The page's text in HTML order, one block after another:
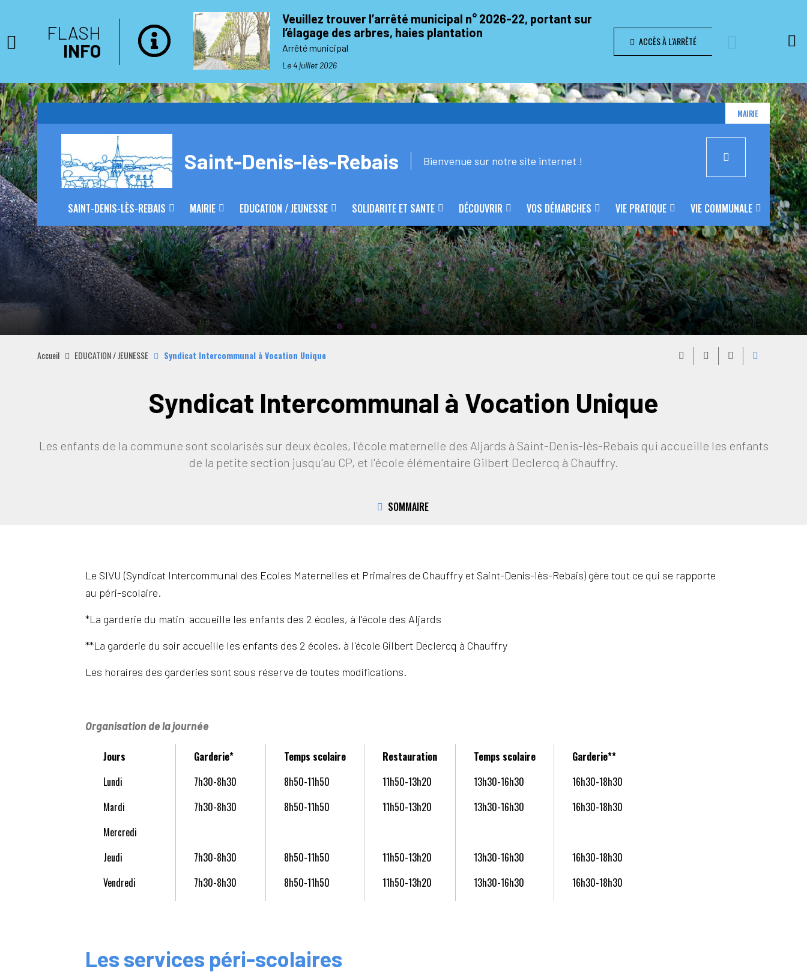
FLASH
INFO
Veuillez trouver l’arrêté municipal n° 2026-22, portant sur
l’élagage des arbres, haies plantation
Arrêté municipal
Le 4 juillet 2026
ACCÈS À L'ARRÊTÉ
MAIRIE
Bienvenue sur notre site internet !
Saint-Denis-lès-Rebais
SAINT-DENIS-LÈS-REBAIS MAIRIE EDUCATION / JEUNESSE SOLIDARITE ET SANTE DÉCOUVRIR VOS DÉMARCHES VIE PRATIQUE VIE COMMUNALE
Accueil EDUCATION / JEUNESSE Syndicat Intercommunal à Vocation Unique
Syndicat Intercommunal à Vocation Unique
Les enfants de la commune sont scolarisés sur deux écoles, l'école maternelle des Aljards à Saint-Denis-lès-Rebais qui accueille les enfants
de la petite section jusqu'au CP, et l'école élémentaire Gilbert Declercq à Chauffry.
SOMMAIRE
Le SIVU (Syndicat Intercommunal des Ecoles Maternelles et Primaires de Chauffry et Saint-Denis-lès-Rebais) gère tout ce qui se rapporte
au péri-scolaire.
*La garderie du matin accueille les enfants des 2 écoles, à l'école des Aljards
**La garderie du soir accueille les enfants des 2 écoles, à l'école Gilbert Declercq à Chauffry
Les horaires des garderies sont sous réserve de toutes modifications.
Organisation de la journée
Jours Garderie* Temps scolaire Restauration Temps scolaire
Garderie**
Lundi
7h30-8h30 8h50-11h50 11h50-13h20 13h30-16h30
16h30-18h30
Mardi
7h30-8h30 8h50-11h50 11h50-13h20 13h30-16h30
16h30-18h30
Mercredi
Jeudi
7h30-8h30 8h50-11h50 11h50-13h20 13h30-16h30
16h30-18h30
Vendredi
7h30-8h30 8h50-11h50 11h50-13h20 13h30-16h30 16h30-18h30
Les services péri-scolaires